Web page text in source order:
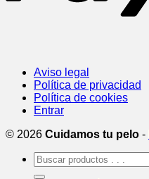
Aviso legal
Política de privacidad
Política de cookies
Entrar
© 2026 Cuidamos tu pelo -
Buscar
por: